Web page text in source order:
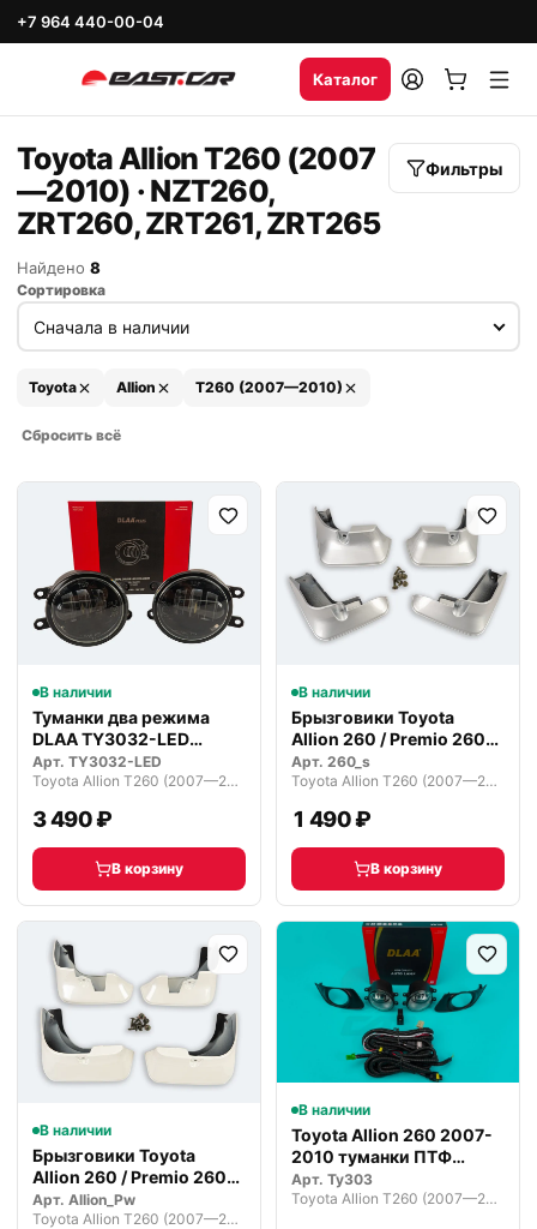
+7 964 440-00-04
Каталог
Toyota Allion T260 (2007
—2010) · NZT260,
ZRT260, ZRT261, ZRT265
Фильтры
Найдено 8
Сортировка
Toyota Allion T260 (2007—2010)
Сбросить всё
В наличии
Туманки два режима
DLAA TY3032-LED
светодиодные
Арт. TY3032-LED
Toyota Allion T260 (2007—2010)
3 490 ₽
В корзину
В наличии
Брызговики Toyota
Allion 260 / Premio 260
2007-21г
Арт. 260_s
Toyota Allion T260 (2007—2010)
1 490 ₽
В корзину
В наличии
Брызговики Toyota
Allion 260 / Premio 260
2007-21г
Арт. Allion_Pw
Toyota Allion T260 (2007—2010)
В наличии
Toyota Allion 260 2007-
2010 туманки ПТФ
комплект…
Арт. Ty303
Toyota Allion T260 (2007—2010)